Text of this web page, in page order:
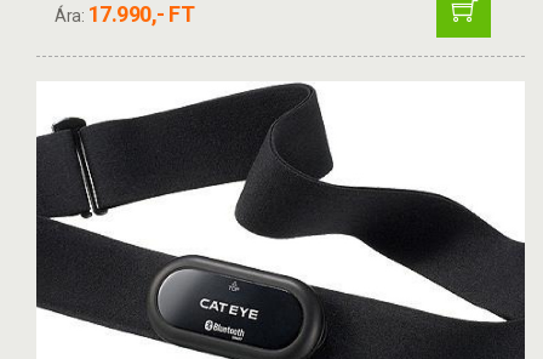
Ára: 17.990,- FT